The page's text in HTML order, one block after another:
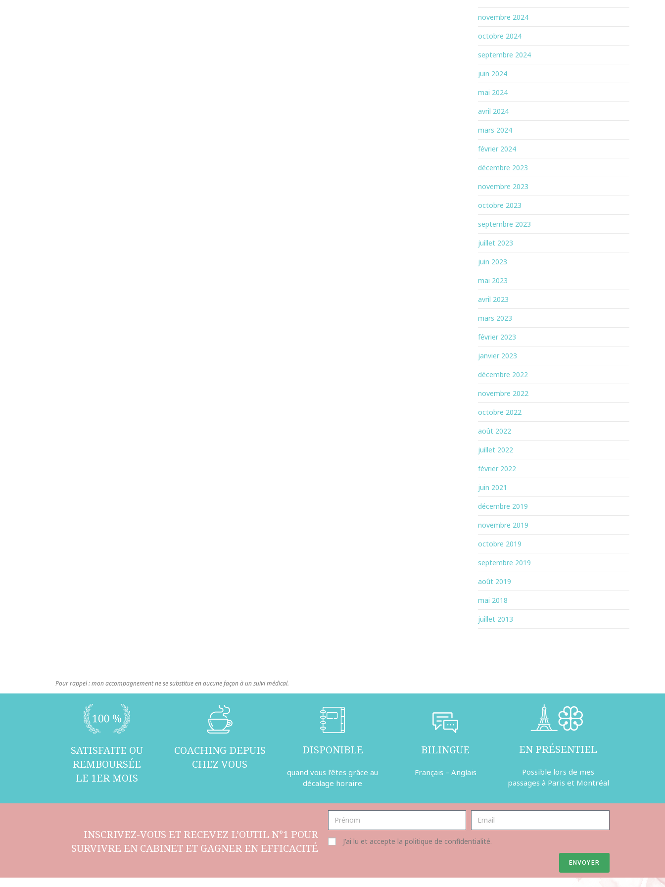
novembre 2024
octobre 2024
septembre 2024
juin 2024
mai 2024
avril 2024
mars 2024
février 2024
décembre 2023
novembre 2023
octobre 2023
septembre 2023
juillet 2023
juin 2023
mai 2023
avril 2023
mars 2023
février 2023
janvier 2023
décembre 2022
novembre 2022
octobre 2022
août 2022
juillet 2022
février 2022
juin 2021
décembre 2019
novembre 2019
octobre 2019
septembre 2019
août 2019
mai 2018
juillet 2013
Pour rappel : mon accompagnement ne se substitue en aucune façon à un suivi médical.
SATISFAITE OU
REMBOURSÉE
LE 1ER MOIS
COACHING DEPUIS
CHEZ VOUS
DISPONIBLE
quand vous l’êtes grâce au
décalage horaire
BILINGUE
Français – Anglais
EN PRÉSENTIEL
Possible lors de mes
passages à Paris et Montréal
INSCRIVEZ-VOUS ET RECEVEZ L’OUTIL N°1 POUR
SURVIVRE EN CABINET ET GAGNER EN EFFICACITÉ
J'ai lu et accepte la politique de confidentialité.
ENVOYER